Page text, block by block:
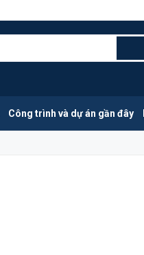
Công trình và dự án gần đây
MUA NGAY